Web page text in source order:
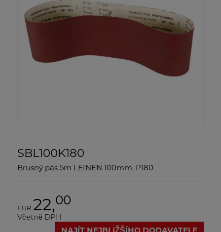
SBL100K180
Brusný pás 5m LEINEN 100mm, P180
EUR 22,00
Včetně DPH